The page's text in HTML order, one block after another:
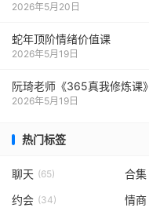
2026年5月20日
蛇年顶阶情绪价值课
2026年5月19日
阮琦老师《365真我修炼课》
2026年5月19日
热门标签
聊天 (65) 合集
约会 (34) 情商